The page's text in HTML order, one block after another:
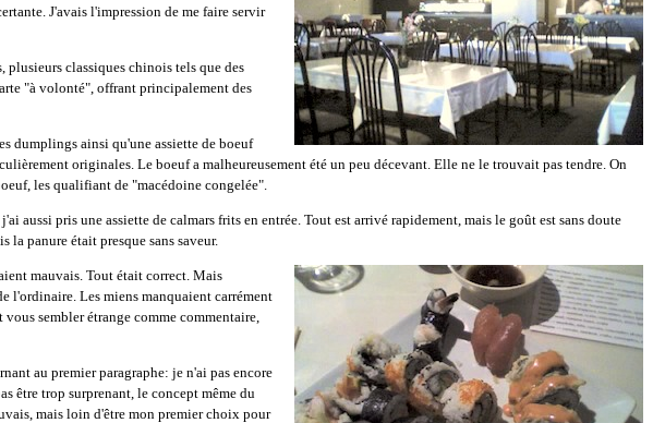
J'avais l'impression de me faire servir
plusieurs classiques chinois tels que des
"à volonté", offrant principalement des
dumplings ainsi qu'une assiette de boeuf
originales. Le boeuf a malheureusement été un peu décevant. Elle ne le trouvait pas tendre. On
les qualifiant de "macédoine congelée".
aussi pris une assiette de calmars frits en entrée. Tout est arrivé rapidement, mais le goût est sans doute
la panure était presque sans saveur.
mauvais. Tout était correct. Mais
l'ordinaire. Les miens manquaient carrément
sembler étrange comme commentaire,
au premier paragraphe: je n'ai pas encore
être trop surprenant, le concept même du
mais loin d'être mon premier choix pour